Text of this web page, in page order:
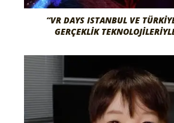
“VR DAYS ISTANBUL VE
GERÇEKLIK